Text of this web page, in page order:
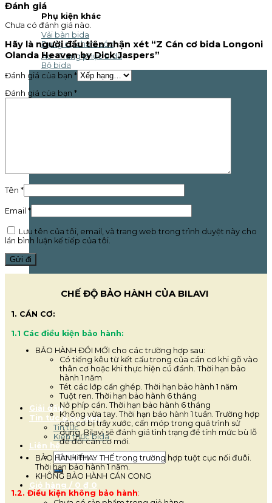
Phụ kiện khác
Vải bàn bida
Dụng cụ chăm sóc
Áo - Trang phục bida
Bộ bida
Giải đấu
Tin tức & Sự kiện
Tin tức
Kiến thức bida
Liên hệ
Tìm
kiếm:
Giỏ hàng / 0 ₫ 0
Đánh giá
Chưa có đánh giá nào.
Hãy là người đầu tiên nhận xét “Z Cán cơ bida Longoni
Olanda Heaven by Dick Jaspers”
Đánh giá của bạn *
Đánh giá của bạn *
Tên *
Email *
Lưu tên của tôi, email, và trang web trong trình duyệt này cho
lần bình luận kế tiếp của tôi.
CHẾ ĐỘ BẢO HÀNH CỦA BILAVI
1. CÁN CƠ:
1.1 Các điều kiện bảo hành:
BẢO HÀNH ĐỔI MỚI cho các trường hợp sau:
Có tiếng kêu từ kết cấu trong của cán cơ khi gõ vào
thân cơ hoặc khi thực hiện cú đánh. Thời hạn bảo
hành 1 năm
Tét các lớp cẩn ghép. Thời hạn bảo hành 1 năm
Tuột ren. Thời hạn bảo hành 6 tháng
Nở phíp cán. Thời hạn bảo hành 6 tháng
Không vừa tay. Thời hạn bảo hành 1 tuần. Trường hợp
cán cơ bị trầy xước, cấn móp trong quá trình sử
dụng, Bilavi sẽ đánh giá tình trạng để tính mức bù lỗ
để đổi cán cơ mới.
BẢO HÀNH THAY THẾ trong trường hợp tuột cục nối đuôi.
Thời hạn bảo hành 1 năm.
KHÔNG BẢO HÀNH CÁN CONG
1.2. Điều kiện không bảo hành: